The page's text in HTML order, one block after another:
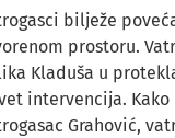
bilježe
prostoru.
Kladuša u
intervencija.
Grahović,